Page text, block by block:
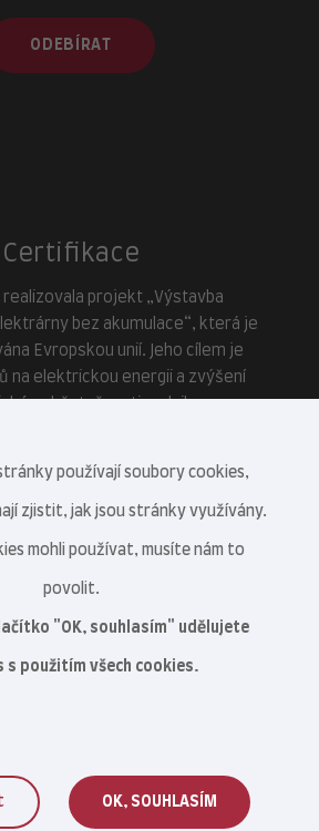
ODEBÍRAT
Certifikace
realizovala projekt „Výstavba
bez akumulace“, která je
Evropskou unií. Jeho cílem je
na elektrickou energii a zvýšení
centrum s.r.o. © 2021–2026
používají soubory cookies,
zjistit, jak jsou stránky využívány.
mohli používat, musíte nám to
povolit.
"OK, souhlasím" udělujete
s použitím všech cookies.
OK, SOUHLASÍM